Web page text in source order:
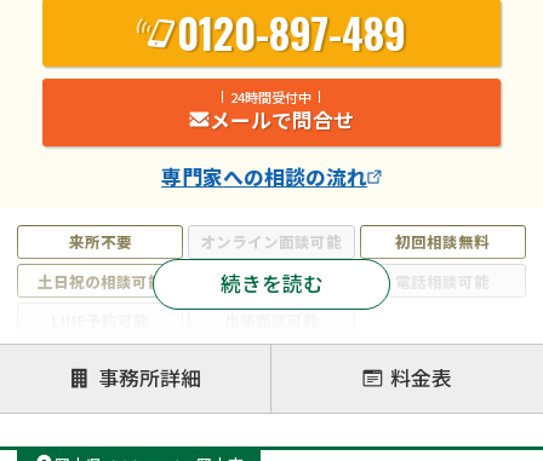
来所不要 オンライン面談可能
初回相談無料
土日祝の相談可能
19時以降電話可能
電話相談可能
注力案件
遺言書作成・遺言執行
相続放棄
相続登記
遺産分割
遺留分侵害額請求 相続税申告
続きを読む
0120-897-489
24時間受付中
メールで問合せ
専門家への相談の流れ
事務所詳細 料金表